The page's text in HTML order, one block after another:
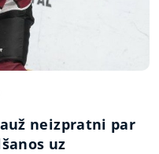
neizpratni par
uz